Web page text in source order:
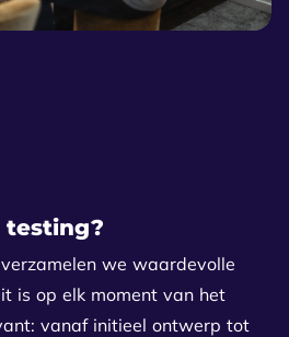
testing?
we waardevolle
is op elk moment van het
vanaf initieel ontwerp tot